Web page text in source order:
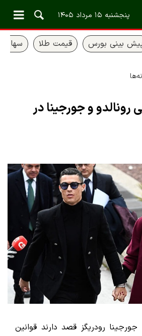
پنجشنبه ۱۵ مرداد ۱۴۰۵
بینی بورس قیمت طلا سهام
رونالدو و جورجینا در
جورجینا رودریگز قصد دارند قوانین